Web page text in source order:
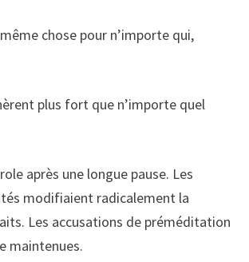
chose pour n’importe qui,
plus fort que n’importe quel
après une longue pause. Les
modifiaient radicalement la
Les accusations de préméditation
maintenues.